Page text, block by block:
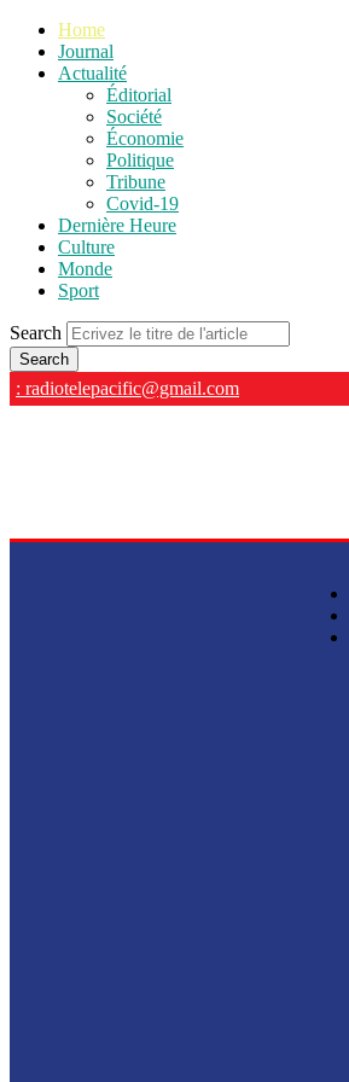
Home
Journal
Actualité
Éditorial
Société
Économie
Politique
Tribune
Covid-19
Dernière Heure
Culture
Monde
Sport
Search
: radiotelepacific@gmail.com